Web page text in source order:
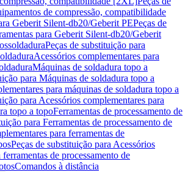
de compressão, compatibilidade
Geberit Silent-db20/Geberit PEPeças de
para Geberit Silent-db20/Geberit
Peças de substituição para
Acessórios complementares para
Máquinas de soldadura topo a
para Máquinas de soldadura topo a
para máquinas de soldadura topo a
para Acessórios complementares para
topo a topoFerramentas de processamento de
para Ferramentas de processamento de
para ferramentas de
Peças de substituição para Acessórios
de processamento de
Comandos à distância